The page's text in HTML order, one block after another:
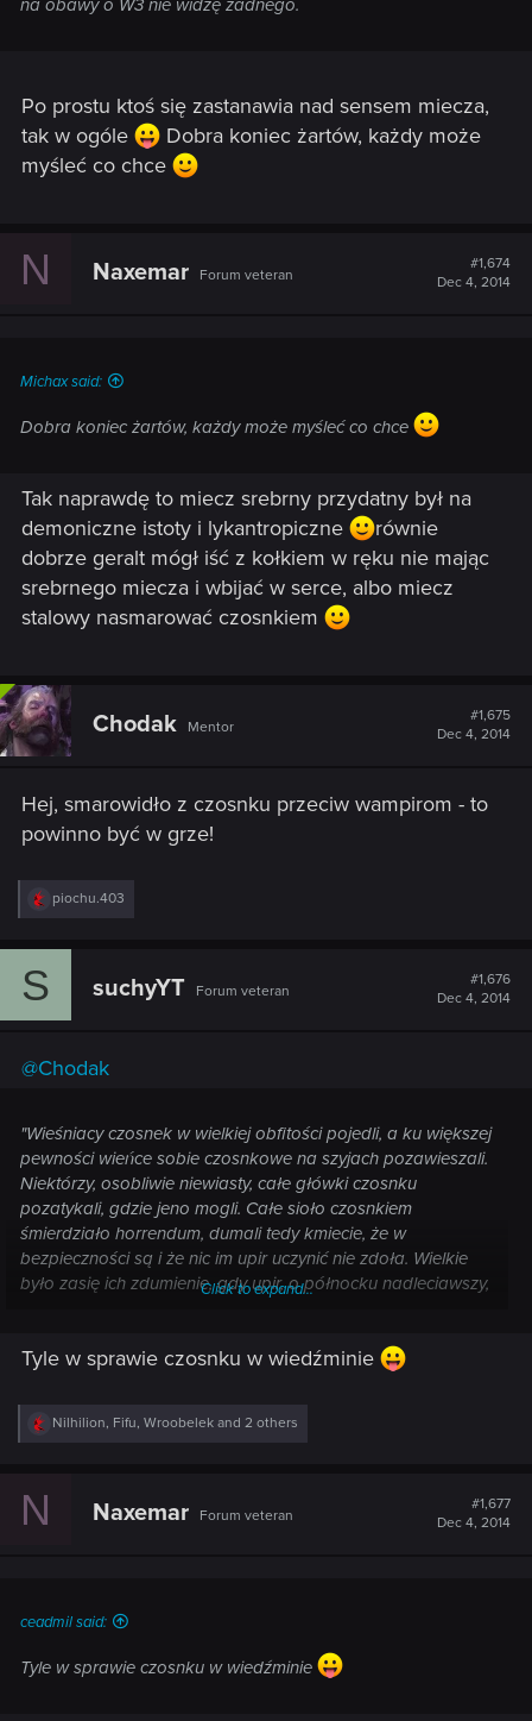
Po prostu ktoś się zastanawia nad sensem miecza,
tak w ogóle
Dobra koniec żartów, każdy może
myśleć co chce
N Naxemar Forum veteran
#1,674
Dec 4, 2014
Michax said:
Dobra koniec żartów, każdy może myśleć co chce
Tak naprawdę to miecz srebrny przydatny był na
demoniczne istoty i lykantropiczne
równie
dobrze geralt mógł iść z kołkiem w ręku nie mając
srebrnego miecza i wbijać w serce, albo miecz
stalowy nasmarować czosnkiem
Chodak Mentor
#1,675
Dec 4, 2014
Hej, smarowidło z czosnku przeciw wampirom - to
powinno być w grze!
R
e
c
:
piochu.403
S suchyYT Forum veteran
#1,676
Dec 4, 2014
@Chodak
"Wieśniacy czosnek w wielkiej obfitości pojedli, a ku większej
pewności wieńce sobie czosnkowe na szyjach pozawieszali.
Niektórzy, osobliwie niewiasty, całe główki czosnku
pozatykali, gdzie jeno mogli. Całe sioło czosnkiem
śmierdziało horrendum, dumali tedy kmiecie, że w
bezpieczności są i że nic im upir uczynić nie zdoła. Wielkie
było zasię ich zdumienie, gdy upir, o północku nadleciawszy,
wnet was żreć będę, a przyprawione mięsiwo więcej mi do
nie zapomnijcie"
Click to expand...
Tyle w sprawie czosnku w wiedźminie
R
e
Nilhilion, Fifu, Wroobelek and 2 others
N Naxemar Forum veteran
#1,677
Dec 4, 2014
ceadmil said:
Tyle w sprawie czosnku w wiedźminie